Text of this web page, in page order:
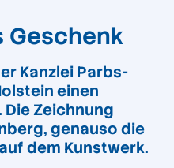
Geschenk
Kanzlei Parbs-
einen
Zeichnung
genauso die
dem Kunstwerk.